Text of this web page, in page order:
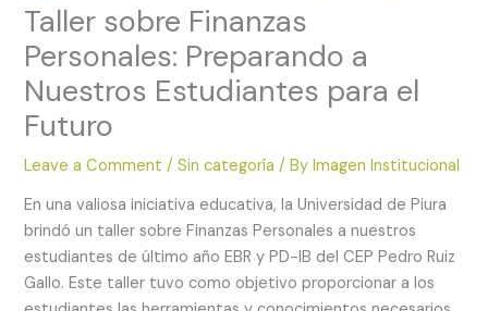
Taller sobre Finanzas
Personales: Preparando a
Nuestros Estudiantes para el
Futuro
Leave a Comment /Sin categoría / ByImagen Institucional
En una valiosa iniciativa educativa, la Universidad de Piura
brindó un taller sobre Finanzas Personales a nuestros
estudiantes de último año EBR y PD-IB del CEP Pedro Ruiz
Gallo. Este taller tuvo como objetivo proporcionar a los